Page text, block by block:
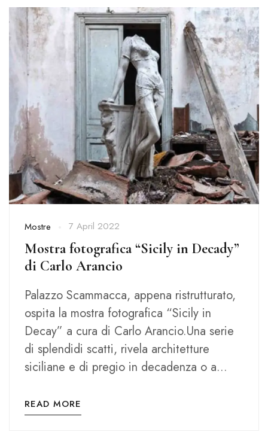
Mostre 7 April 2022
Mostra fotografica “Sicily in Decady”
di Carlo Arancio
Palazzo Scammacca, appena ristrutturato,
ospita la mostra fotografica “Sicily in
Decay” a cura di Carlo Arancio.Una serie
di splendidi scatti, rivela architetture
siciliane e di pregio in decadenza o a...
READ MORE